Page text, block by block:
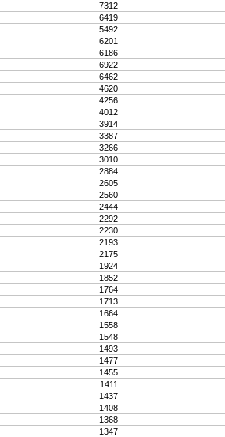
7312
6419
5492
6201
6186
6922
6462
4620
4256
4012
3914
3387
3266
3010
2884
2605
2560
2444
2292
2230
2193
2175
1924
1852
1764
1713
1664
1558
1548
1493
1477
1455
1411
1437
1408
1368
1347